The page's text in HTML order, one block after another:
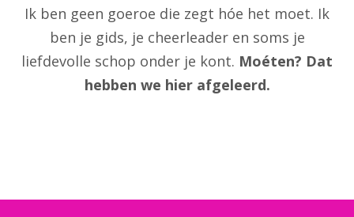
Ik ben geen goeroe die zegt hóe het moet. Ik
ben je gids, je cheerleader en soms je
liefdevolle schop onder je kont. Moéten? Dat
hebben we hier afgeleerd.